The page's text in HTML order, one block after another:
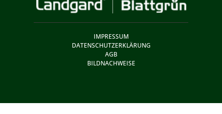
IMPRESSUM
DATENSCHUTZERKLÄRUNG
AGB
BILDNACHWEISE